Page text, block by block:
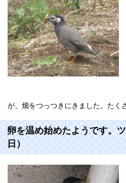
が、畑をつっつきにきました。たく
卵を温め始めたようです。
日）